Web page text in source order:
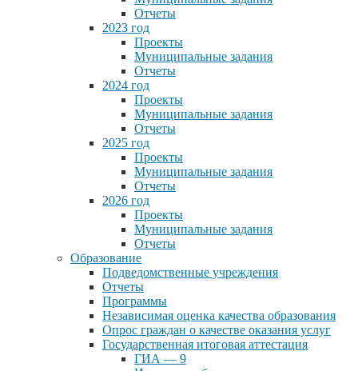
Отчеты
2023 год
Проекты
Муниципальные задания
Отчеты
2024 год
Проекты
Муниципальные задания
Отчеты
2025 год
Проекты
Муниципальные задания
Отчеты
2026 год
Проекты
Муниципальные задания
Отчеты
Образование
Подведомственные учреждения
Отчеты
Программы
Независимая оценка качества образования
Опрос граждан о качестве оказания услуг
Государственная итоговая аттестация
ГИА — 9